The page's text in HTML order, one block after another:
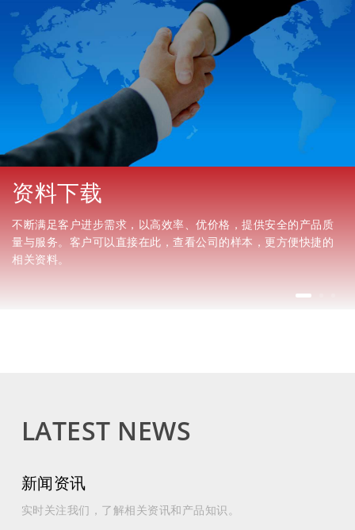
资料下载
不断满足客户进步需求，以高效率、优价格，提供安全的产品质
量与服务。客户可以直接在此，查看公司的样本，更方便快捷的
相关资料。
LATEST NEWS
新闻资讯
实时关注我们，了解相关资讯和产品知识。